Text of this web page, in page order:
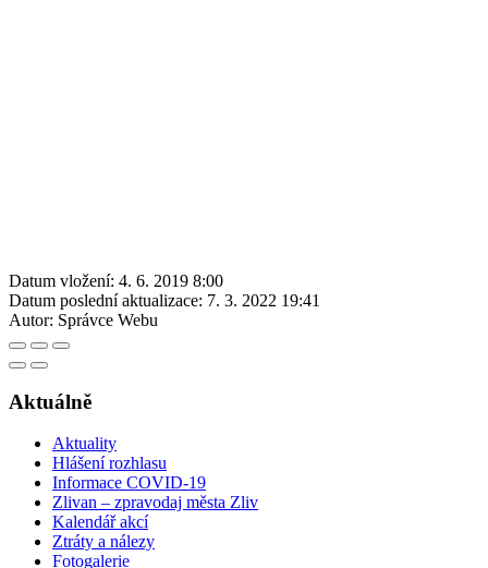
Datum vložení: 4. 6. 2019 8:00
Datum poslední aktualizace: 7. 3. 2022 19:41
Autor: Správce Webu
Aktuálně
Aktuality
Hlášení rozhlasu
Informace COVID-19
Zlivan – zpravodaj města Zliv
Kalendář akcí
Ztráty a nálezy
Fotogalerie